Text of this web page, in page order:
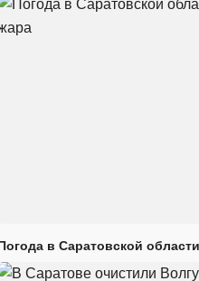
в Саратовской